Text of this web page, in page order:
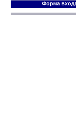
Форма